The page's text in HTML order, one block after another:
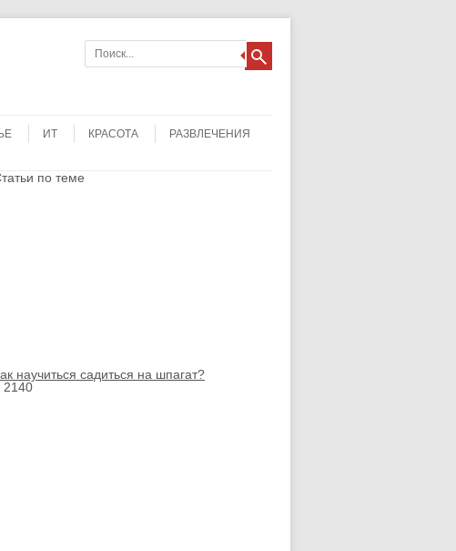
ИТ КРАСОТА
РАЗВЛЕЧЕНИЯ
по теме
научиться садиться на шпагат?
2140